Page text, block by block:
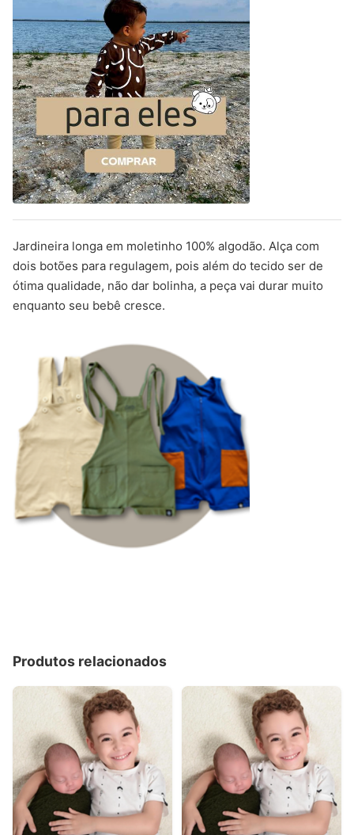
Jardineira longa em moletinho 100% algodão. Alça com
dois botões para regulagem, pois além do tecido ser de
ótima qualidade, não dar bolinha, a peça vai durar muito
enquanto seu bebê cresce.
Produtos relacionados